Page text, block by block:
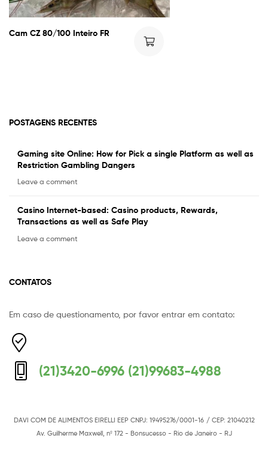
Cam CZ 80/100 Inteiro FR
POSTAGENS RECENTES
Gaming site Online: How for Pick a single Platform as well as
Restriction Gambling Dangers
Leave a comment
Casino Internet-based: Casino products, Rewards,
Transactions as well as Safe Play
Leave a comment
CONTATOS
Em caso de questionamento, por favor entrar em contato:
(21)3420-6996 (21)99683-4988
DAVI COM DE ALIMENTOS EIRELLI EEP CNPJ: 19495276/0001-16 / CEP: 21040212
Av. Guilherme Maxwell, nº 172 - Bonsucesso - Rio de Janeiro - RJ